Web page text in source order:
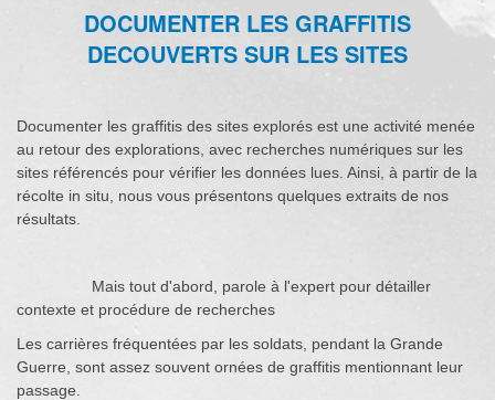
DOCUMENTER LES GRAFFITIS
DECOUVERTS SUR LES SITES
Documenter les graffitis des sites explorés est une activité menée
au retour des explorations, avec recherches numériques sur les
sites référencés pour vérifier les données lues. Ainsi, à partir de la
récolte in situ, nous vous présentons quelques extraits de nos
résultats.
Mais tout d'abord, parole à l'expert pour détailler
contexte et procédure de recherches
Les carrières fréquentées par les soldats, pendant la Grande
Guerre, sont assez souvent ornées de graffitis mentionnant leur
passage.